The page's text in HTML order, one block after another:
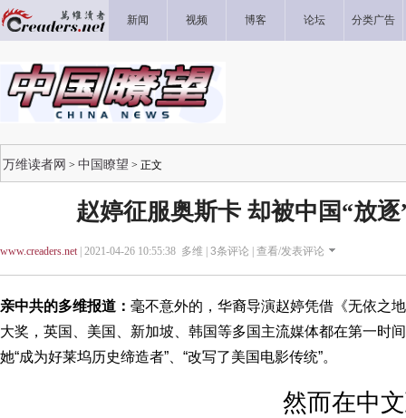
新闻 视频 博客 论坛 分类广告
万维读者网 > 中国瞭望 > 正文
赵婷征服奥斯卡 却被中国“放
www.creaders.net| 2021-04-26 10:55:38 多维 | 3条评论 | 查看/发表评论
亲中共的多维报道： 毫不意外的，华裔导演赵婷凭借《无依之
大奖，英国、美国、新加坡、韩国等多国主流媒体都在第一时
她“成为好莱坞历史缔造者”、“改写了美国电影传统”。
然而在中